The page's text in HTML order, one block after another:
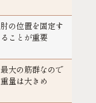
肘の位置を固定す
ることが重要
最大の筋群なので
重量は大きめ